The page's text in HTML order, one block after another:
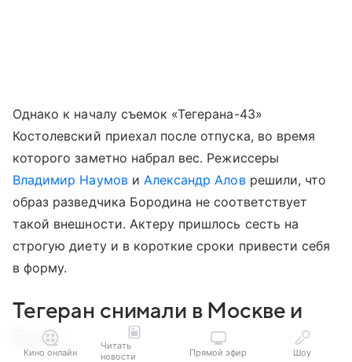
Однако к началу съемок «Тегерана-43»
Костолевский приехал после отпуска, во время
которого заметно набрал вес. Режиссеры
Владимир Наумови Александр Аловрешили, что
образ разведчика Бородина не соответствует
такой внешности. Актеру пришлось сесть на
строгую диету и в короткие сроки привести себя
в форму.
Тегеран снимали в Москве и
Баку
Кино онлайн
Читать
новости
Прямой эфир Шоу